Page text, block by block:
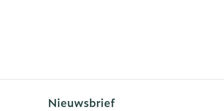
Nieuwsbrief